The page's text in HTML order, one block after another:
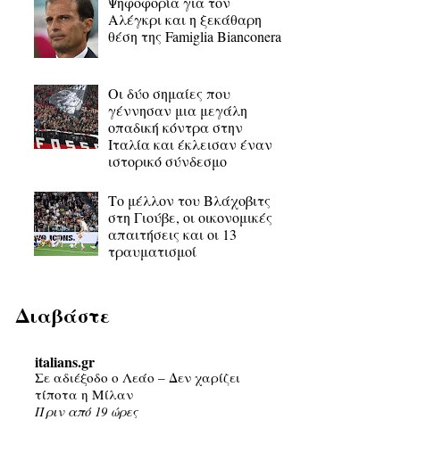
Αλέγκρι και η ξεκάθαρη
θέση της Famiglia Bianconera
Οι δύο σημαίες που
γέννησαν μια μεγάλη
οπαδική κόντρα στην
Ιταλία και έκλεισαν έναν
ιστορικό σύνδεσμο
Το μέλλον του Βλάχοβιτς
στη Γιούβε, οι οικονομικές
απαιτήσεις και οι 13
τραυματισμοί
Διαβάστε
italians.gr
Σε αδιέξοδο ο Λεάο – Δεν χαρίζει
τίποτα η Μίλαν
Πριν από 19 ώρες